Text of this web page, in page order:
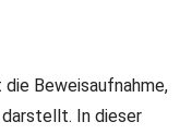
Beweisaufnahme,
In dieser